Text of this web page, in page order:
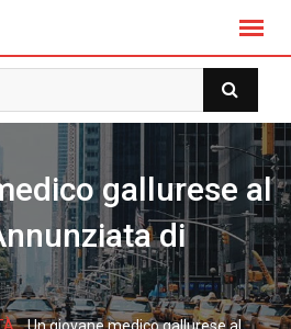
gallurese al
di